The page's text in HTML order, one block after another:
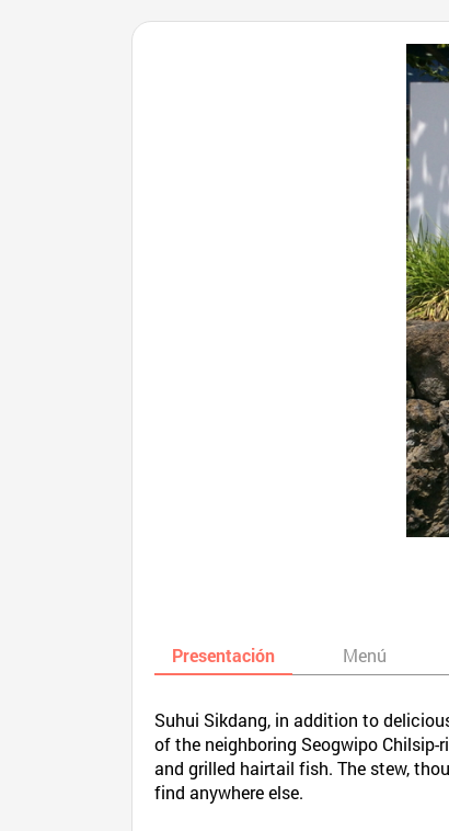
Presentación Menú
Suhui Sikdang, in addition to
of the neighboring Seogwipo
and grilled hairtail fish. The stew,
find anywhere else.